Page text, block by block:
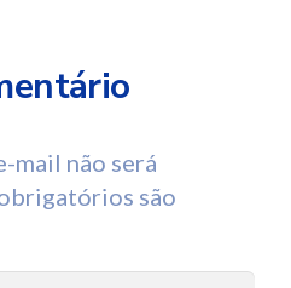
mail não será
são